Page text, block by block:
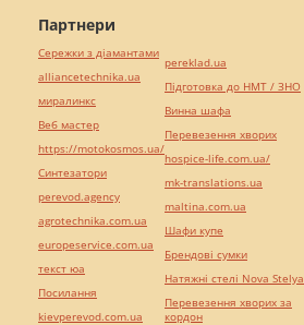
Партнери
Сережки з діамантами
alliancetechnika.ua
миралинкс
Веб мастер
https://motokosmos.ua/
Синтезатори
perevod.agency
agrotechnika.com.ua
europeservice.com.ua
текст юа
Посилання
kievperevod.com.ua
pereklad.ua
Підготовка до НМТ / ЗНО
Винна шафа
Перевезення хворих
hospice-life.com.ua/
mk-translations.ua
maltina.com.ua
Шафи купе
Брендові сумки
Натяжні стелі Nova Stelya
Перевезення хворих за
кордон